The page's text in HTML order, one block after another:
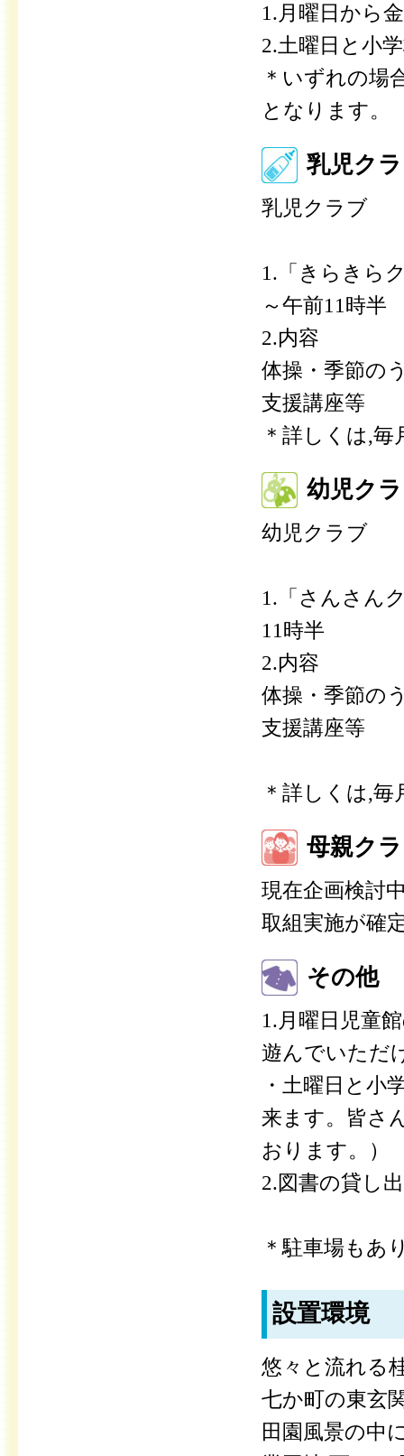
1.月曜日から
2.土曜日と小
＊いずれの場
となります。
乳児ク
乳児クラブ
1.「きらきら
～午前11時半
2.内容
体操・季節の
支援講座等
＊詳しくは,
幼児ク
幼児クラブ
1.「さんさん
11時半
2.内容
体操・季節の
支援講座等
＊詳しくは,
母親ク
現在企画検討
取組実施が確
その他
1.月曜日児童
遊んでいただ
・土曜日と小
来ます。皆さ
おります。）
2.図書の貸し
＊駐車場もあ
設置環境
悠々と流れる
七か町の東玄
田園風景の中